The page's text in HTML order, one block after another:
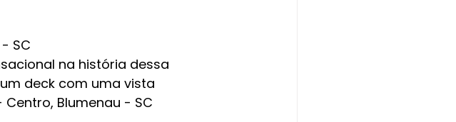
SC
na história dessa
deck com uma vista
Centro, Blumenau - SC